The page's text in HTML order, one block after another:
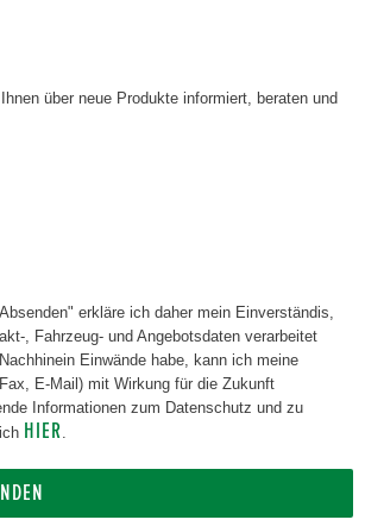
über neue Produkte informiert, beraten und
erkläre ich daher mein Einverständis,
, Fahrzeug- und Angebotsdaten verarbeitet
E-Mail) mit Wirkung für die Zukunft
HIER.